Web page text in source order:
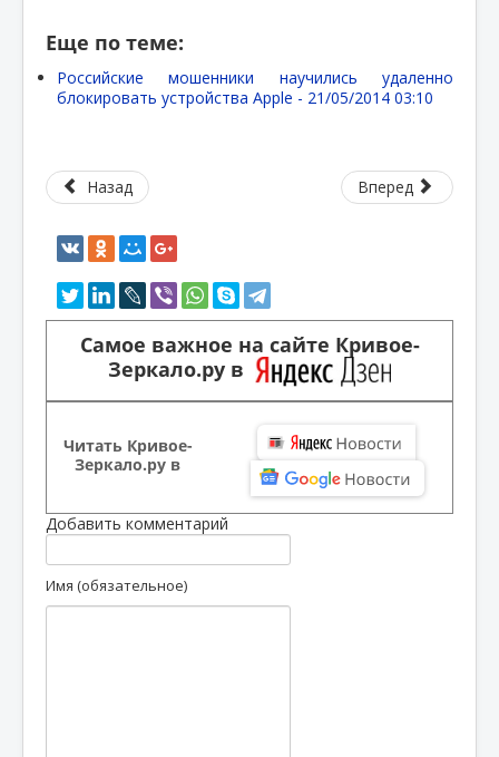
Еще по теме:
Российские мошенники научились удаленно
блокировать устройства Apple - 21/05/2014 03:10
Назад Вперед
Самое важное на сайте Кривое-
Зеркало.ру в
Читать Кривое-
Зеркало.ру в
Добавить комментарий
Имя (обязательное)